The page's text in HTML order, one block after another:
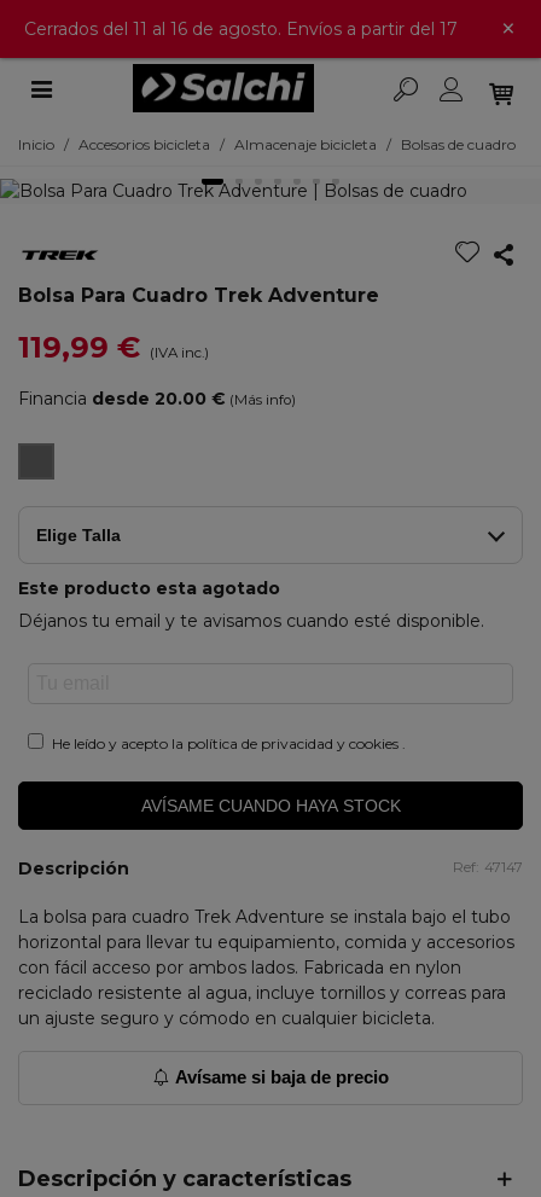
Cerrados del 11 al 16 de agosto. Envíos a partir del 17 ×
Inicio / Accesorios bicicleta / Almacenaje bicicleta / Bolsas de cuadro
Bolsa Para Cuadro Trek Adventure
119,99 € (IVA inc.)
Financia desde 20.00 € (Más info)
Elige Talla
Este producto esta agotado
Déjanos tu email y te avisamos cuando esté disponible.
He leído y acepto la política de privacidad y cookies .
AVÍSAME CUANDO HAYA STOCK
Descripción Ref: 47147
La bolsa para cuadro Trek Adventure se instala bajo el tubo
horizontal para llevar tu equipamiento, comida y accesorios
con fácil acceso por ambos lados. Fabricada en nylon
reciclado resistente al agua, incluye tornillos y correas para
un ajuste seguro y cómodo en cualquier bicicleta.
Avísame si baja de precio
Descripción y características